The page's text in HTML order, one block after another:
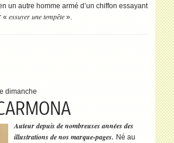
un autre homme armé d’un chiffon essayant
« essuyer une tempête ».
dimanche
Auteur depuis de nombreuses années des
illustrations de nos marque-pages. Né au